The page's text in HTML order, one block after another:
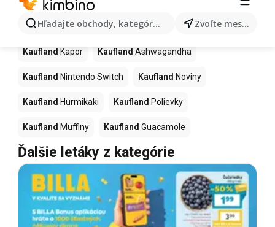
Hľadajte obchody, kategórie, produkty... Zvoľte mesto
Ďalšie produkty v obchodoch
Kaufland
Kaufland Kapor Kaufland Ashwagandha
Kaufland Nintendo Switch Kaufland Noviny
Kaufland Hurmikaki Kaufland Polievky
Kaufland Muffiny Kaufland Guacamole
Ďalšie letáky z kategórie